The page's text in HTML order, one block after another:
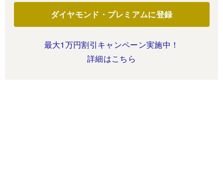
ダイヤモンド・プレミアムに登録
最大1万円割引キャンペーン実施中！
詳細はこちら